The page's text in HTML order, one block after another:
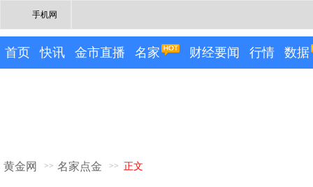
手机网
首页 快讯 金市直播 名家 财经要闻 行情 数据
黄金网 >> 名家点金 >> 正文